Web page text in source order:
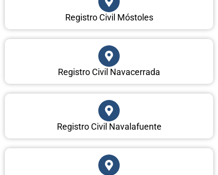
Registro Civil Móstoles
Registro Civil Navacerrada
Registro Civil Navalafuente